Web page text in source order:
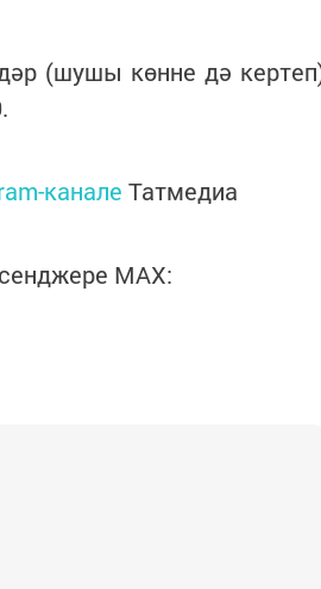
(шушы көнне дә
канале Татмедиа
MАХ: